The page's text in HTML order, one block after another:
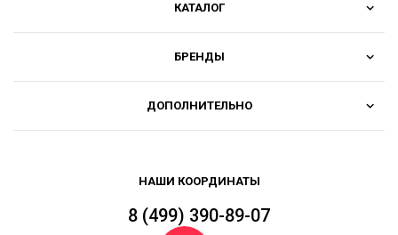
КАТАЛОГ
БРЕНДЫ
ДОПОЛНИТЕЛЬНО
НАШИ КООРДИНАТЫ
8 (499) 390-89-07